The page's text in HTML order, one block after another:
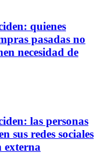
quienes
pasadas no
necesidad de
las personas
sus redes sociales
externa